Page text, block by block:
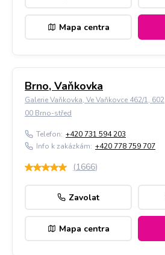
Mapa centra
Brno, Vaňkovka
Galerie Vaňkovka, Ve Vaňkovce 462/1, 602
00 Brno-střed
Telefon: +420 731 594 203
Info k zakázkám: +420 778 759 707
(1666)
Zavolat
Mapa centra